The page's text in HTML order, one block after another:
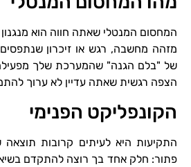
המחסום המנטלי שאתה חווה הוא
מזהה מחשבה, רגש או זיכרון שנתפסים
של "בלם הגנה" שהמערכת שלך
הצפה רגשית שאתה עדיין לא ערוך
הקונפליקט הפנימי
התקיעות היא לעיתים קרובות תוצאה
פתור: חלק אחד בך רוצה להתקדם